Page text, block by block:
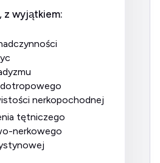
z wyjątkiem:
nerkopochodnej
nerkowego